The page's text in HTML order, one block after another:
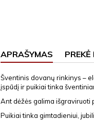
APRAŠYMAS
Šventinis dovanų rinkinys –
įspūdį ir puikiai tinka
Ant dėžės galima išgraviruoti
Puikiai tinka gimtadieniui,